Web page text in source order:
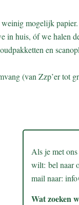
mogelijk papier.
in huis, óf we halen
en
(van Zzp’er
Als je met
wilt: bel naar
mail naar:
Wat zoeken